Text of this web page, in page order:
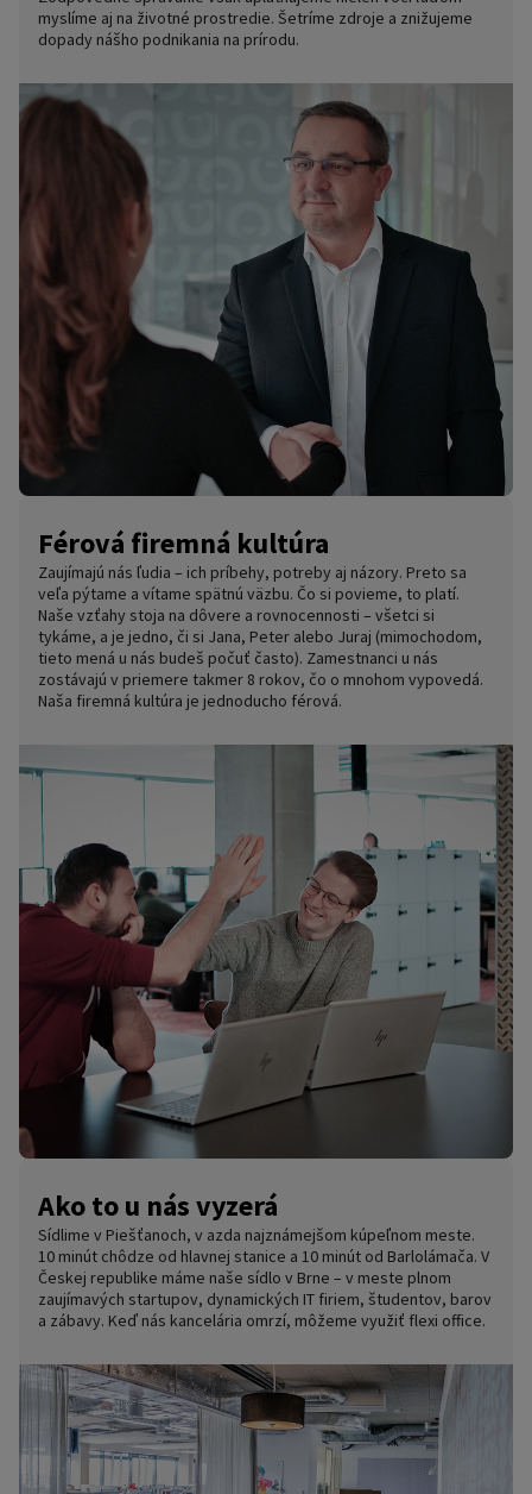
myslíme aj na životné prostredie. Šetríme zdroje a znižujeme
dopady nášho podnikania na prírodu.
Férová firemná kultúra
Zaujímajú nás ľudia – ich príbehy, potreby aj názory. Preto sa
veľa pýtame a vítame spätnú väzbu. Čo si povieme, to platí.
Naše vzťahy stoja na dôvere a rovnocennosti – všetci si
tykáme, a je jedno, či si Jana, Peter alebo Juraj (mimochodom,
tieto mená u nás budeš počuť často). Zamestnanci u nás
zostávajú v priemere takmer 8 rokov, čo o mnohom vypovedá.
Naša firemná kultúra je jednoducho férová.
Ako to u nás vyzerá
Sídlime v Piešťanoch, v azda najznámejšom kúpeľnom meste.
10 minút chôdze od hlavnej stanice a 10 minút od Barlolámača. V
Českej republike máme naše sídlo v Brne – v meste plnom
zaujímavých startupov, dynamických IT firiem, študentov, barov
a zábavy. Keď nás kancelária omrzí, môžeme využiť flexi office.